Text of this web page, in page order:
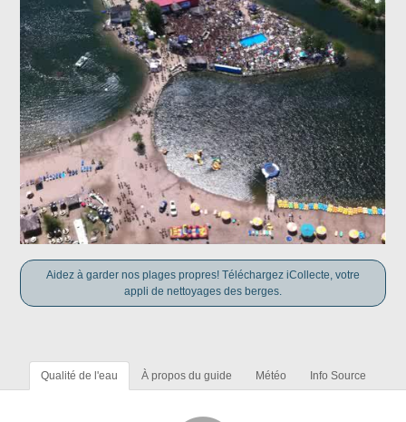
Aidez à garder nos plages propres! Téléchargez iCollecte, votre
appli de nettoyages des berges.
Qualité de l'eau À propos du guide Météo Info Source